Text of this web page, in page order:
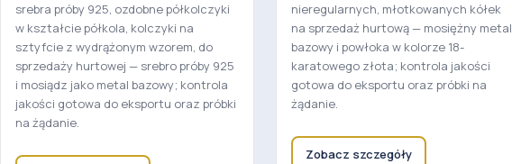
srebra próby 925, ozdobne półkolczyki
w kształcie półkola, kolczyki na
sztyfcie z wydrążonym wzorem, do
sprzedaży hurtowej — srebro próby 925
i mosiądz jako metal bazowy; kontrola
jakości gotowa do eksportu oraz próbki
na żądanie.
nieregularnych, młotkowanych kółek
na sprzedaż hurtową — mosiężny metal
bazowy i powłoka w kolorze 18-
karatowego złota; kontrola jakości
gotowa do eksportu oraz próbki na
żądanie.
Zobacz szczegóły